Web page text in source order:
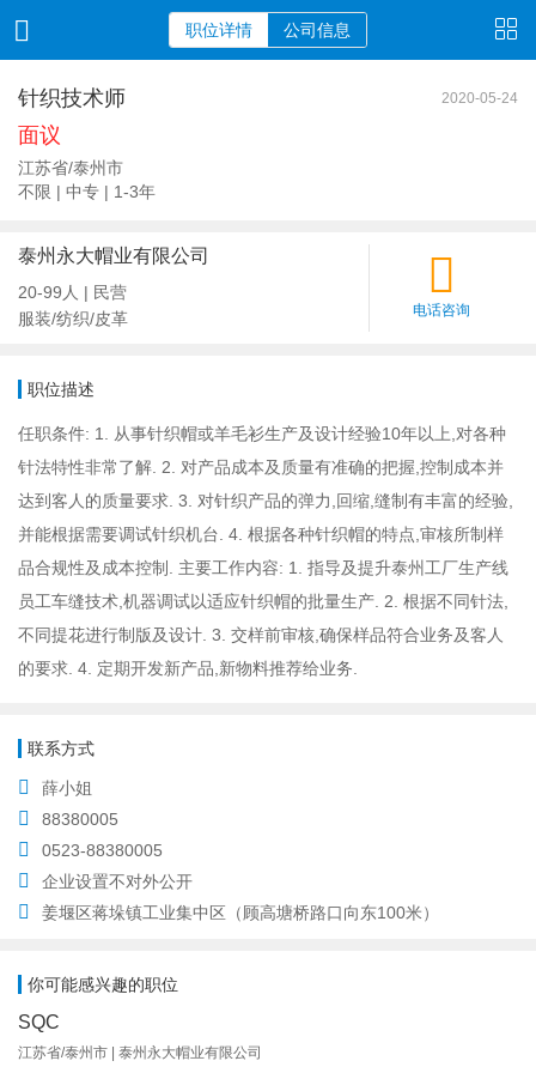
职位详情 公司信息
针织技术师 2020-05-24
面议
江苏省/泰州市
不限 | 中专 | 1-3年
泰州永大帽业有限公司
20-99人 | 民营
服装/纺织/皮革
电话咨询
职位描述
任职条件: 1. 从事针织帽或羊毛衫生产及设计经验10年以上,对各种
针法特性非常了解. 2. 对产品成本及质量有准确的把握,控制成本并
达到客人的质量要求. 3. 对针织产品的弹力,回缩,缝制有丰富的经验,
并能根据需要调试针织机台. 4. 根据各种针织帽的特点,审核所制样
品合规性及成本控制. 主要工作内容: 1. 指导及提升泰州工厂生产线
员工车缝技术,机器调试以适应针织帽的批量生产. 2. 根据不同针法,
不同提花进行制版及设计. 3. 交样前审核,确保样品符合业务及客人
的要求. 4. 定期开发新产品,新物料推荐给业务.
联系方式
薛小姐
88380005
0523-88380005
企业设置不对外公开
姜堰区蒋垛镇工业集中区（顾高塘桥路口向东100米）
你可能感兴趣的职位
SQC
江苏省/泰州市 | 泰州永大帽业有限公司